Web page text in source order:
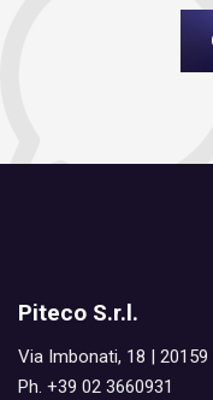
Piteco S.r.l.
Via Imbonati, 18 | 20159
Ph. +39 02 3660931